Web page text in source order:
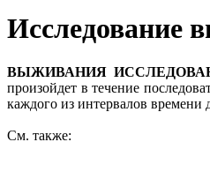
Исследование
ВЫЖИВАНИЯ
произойдет в течение
каждого из интервалов времени
См. также: